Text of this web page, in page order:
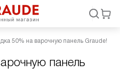
50% на варочную панель Graude!
панель